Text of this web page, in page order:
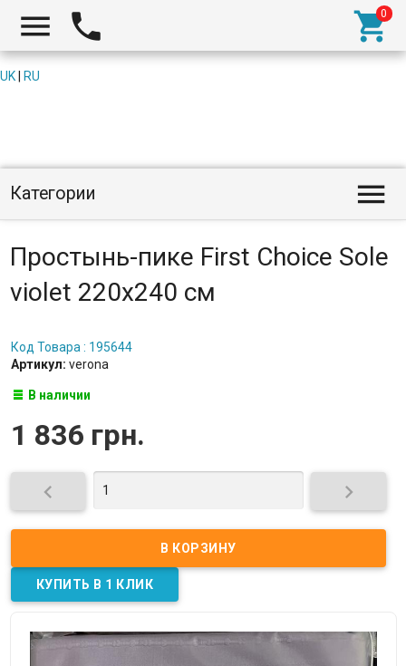
  
UK RU
Категории 
Простынь-пике First Choice Sole
violet 220x240 см
Код Товара : 195644
Артикул: verona
В наличии
1 836 грн.
 